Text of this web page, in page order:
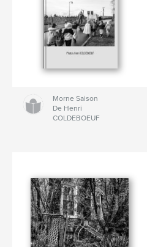
Morne Saison
De Henri
COLDEBOEUF